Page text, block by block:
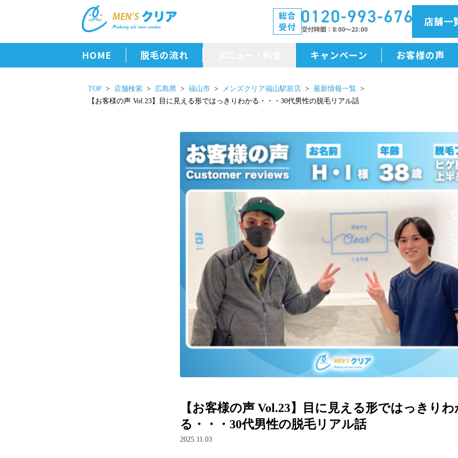
総合
受付
受付時間 8:00～23:00
店舗一
HOME 脱毛の流れ
メニュー・料金
キャンペーン お客様の声
TOP 店舗検索 広島県 福山市 メンズクリア福山駅前店
最新情報一覧
【お客様の声 Vol.23】目に見える形ではっきりわかる・・・30代男性の脱毛リアル話
【お客様の声 Vol.23】目に見える形ではっきりわ
る・・・30代男性の脱毛リアル話
2025.11.03